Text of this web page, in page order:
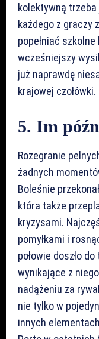
kolektywną
każdego z graczy
popełniać szkolne
wcześniejszy
już naprawdę
krajowej czołówki.
5. Im
Rozegranie
żadnych
Boleśnie
która także
kryzysami.
pomyłkami i
połowie doszło
wynikające z
nadążeniu za
nie tylko w
innych